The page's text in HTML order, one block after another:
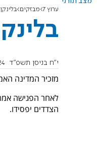
ערוץ 7 מבזקים
י"ח בניסן תשפ"ד
מזכיר המדינה
לאחר הפגישה אמר
הצדדים יפסידו.